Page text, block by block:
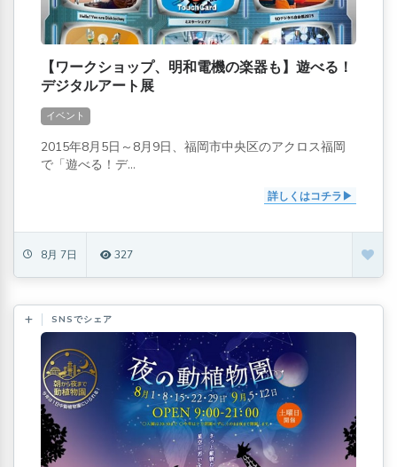
【ワークショップ、明和電機の楽器も】遊べる！
デジタルアート展
イベント
2015年8月5日～8月9日、福岡市中央区のアクロス福岡
で「遊べる！デ...
詳しくはコチラ
8月 7日 327
SNSでシェア